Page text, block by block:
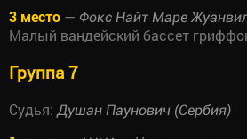
3 место — Фокс Найт Маре
Малый вандейский бассет
Группа 7
Судья: Душан Паунович (Сербия)